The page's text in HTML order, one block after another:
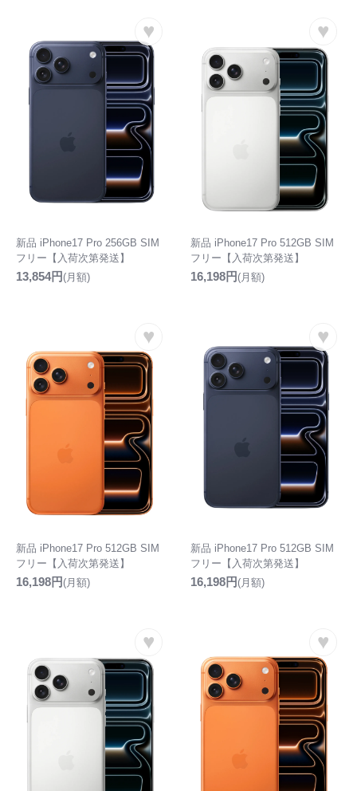
♥
新品 iPhone17 Pro 256GB SIM
フリー【入荷次第発送】
13,854円(月額)
♥
新品 iPhone17 Pro 512GB SIM
フリー【入荷次第発送】
16,198円(月額)
♥
新品 iPhone17 Pro 512GB SIM
フリー【入荷次第発送】
16,198円(月額)
♥
新品 iPhone17 Pro 512GB SIM
フリー【入荷次第発送】
16,198円(月額)
♥ ♥